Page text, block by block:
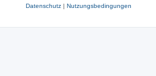
Datenschutz| Nutzungsbedingungen